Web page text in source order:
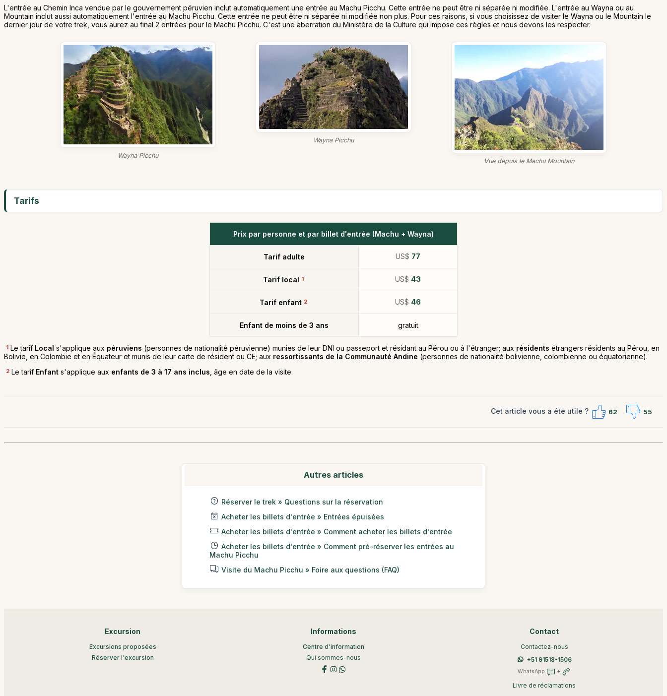
L'entrée au Chemin Inca vendue par le gouvernement péruvien inclut automatiquement une entrée au Machu Picchu. Cette entrée ne peut être ni séparée ni modifiée. L'entrée au Wayna ou au
Mountain inclut aussi automatiquement l'entrée au Machu Picchu. Cette entrée ne peut être ni séparée ni modifiée non plus. Pour ces raisons, si vous choisissez de visiter le Wayna ou le Mountain le
dernier jour de votre trek, vous aurez au final 2 entrées pour le Machu Picchu. C'est une aberration du Ministère de la Culture qui impose ces règles et nous devons les respecter.
Wayna Picchu
Wayna Picchu
Vue depuis le Machu Mountain
Tarifs
Prix par personne et par billet d'entrée (Machu + Wayna)
Tarif adulte US$ 77
Tarif local 1 US$ 43
Tarif enfant 2 US$ 46
Enfant de moins de 3 ans gratuit
1 Le tarif Local s'applique aux péruviens (personnes de nationalité péruvienne) munies de leur DNI ou passeport et résidant au Pérou ou à l'étranger; aux résidents étrangers résidents au Pérou, en
Bolivie, en Colombie et en Équateur et munis de leur carte de résident ou CE; aux ressortissants de la Communauté Andine (personnes de nationalité bolivienne, colombienne ou équatorienne).
2 Le tarif Enfant s'applique aux enfants de 3 à 17 ans inclus , âge en date de la visite.
Cet article vous a éte utile ? 62 55
Autres articles
Réserver le trek » Questions sur la réservation
Acheter les billets d'entrée » Entrées épuisées
Acheter les billets d'entrée » Comment acheter les billets d'entrée
Acheter les billets d'entrée » Comment pré-réserver les entrées au
Machu Picchu
Visite du Machu Picchu » Foire aux questions (FAQ)
Excursion
Excursions proposées
Réserver l'excursion
Informations
Centre d'information
Qui sommes-nous
Contact
Contactez-nous
+51 91518-1506
WhatsApp +
Livre de réclamations